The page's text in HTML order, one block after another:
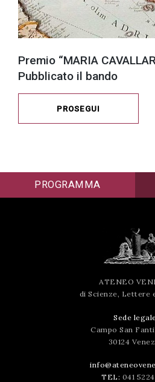
Premio “MARIA
Pubblicato il bando
PROSEGUI
PROGRAMMA
ATENEO
di Scienze, Lettere
Sede
Campo San
30124
TEL: 041